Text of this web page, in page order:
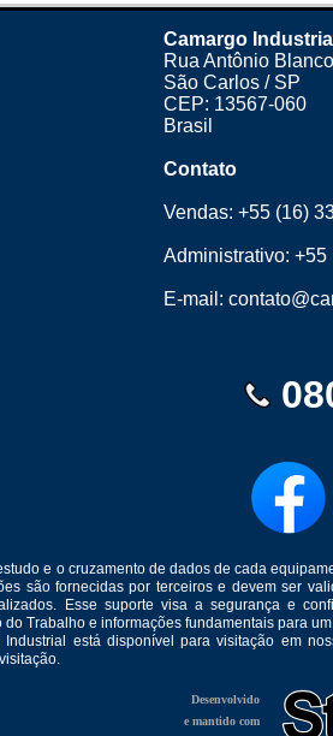
Camargo
Rua Antônio
São Carlos / SP
CEP: 13567-060
Brasil
Contato
Vendas:+55 (16)
Administrativo:+55
E-mail:
e o cruzamento de dados de cada
são fornecidas por terceiros e devem ser
Esse suporte visa a segurança e
Trabalho e informações fundamentais para
está disponível para visitação em
Desenvolvido
e mantido com